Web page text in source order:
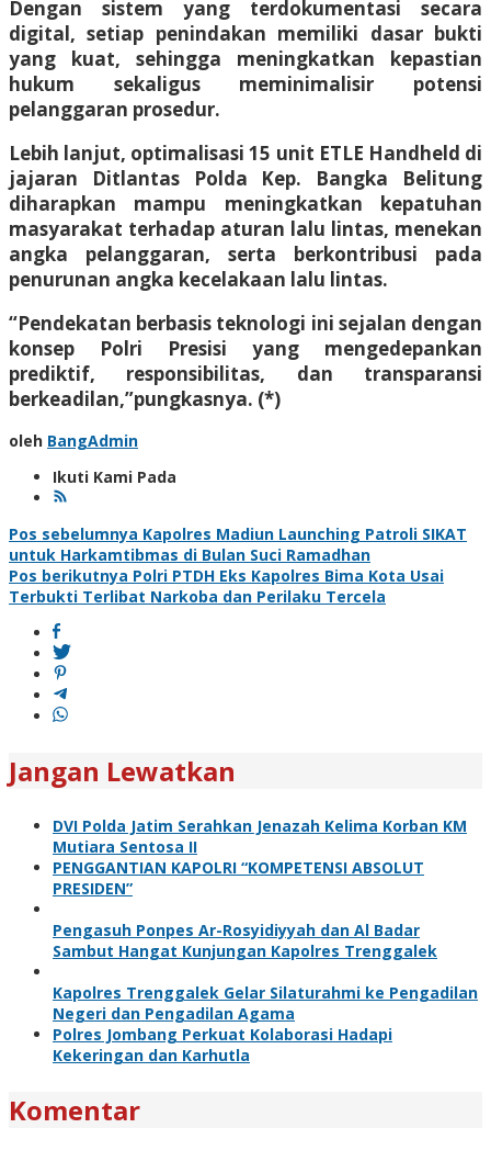
Dengan sistem yang terdokumentasi secara
digital, setiap penindakan memiliki dasar bukti
yang kuat, sehingga meningkatkan kepastian
hukum sekaligus meminimalisir potensi
pelanggaran prosedur.
Lebih lanjut, optimalisasi 15 unit ETLE Handheld di
jajaran Ditlantas Polda Kep. Bangka Belitung
diharapkan mampu meningkatkan kepatuhan
masyarakat terhadap aturan lalu lintas, menekan
angka pelanggaran, serta berkontribusi pada
penurunan angka kecelakaan lalu lintas.
“Pendekatan berbasis teknologi ini sejalan dengan
konsep Polri Presisi yang mengedepankan
prediktif, responsibilitas, dan transparansi
berkeadilan,”pungkasnya. (*)
oleh BangAdmin
Ikuti Kami Pada
Navigasi
pos
Pos sebelumnya Kapolres Madiun Launching Patroli SIKAT
untuk Harkamtibmas di Bulan Suci Ramadhan
Pos berikutnya Polri PTDH Eks Kapolres Bima Kota Usai
Terbukti Terlibat Narkoba dan Perilaku Tercela
Jangan Lewatkan
DVI Polda Jatim Serahkan Jenazah Kelima Korban KM
Mutiara Sentosa II
PENGGANTIAN KAPOLRI “KOMPETENSI ABSOLUT
PRESIDEN”
Pengasuh Ponpes Ar-Rosyidiyyah dan Al Badar
Sambut Hangat Kunjungan Kapolres Trenggalek
Kapolres Trenggalek Gelar Silaturahmi ke Pengadilan
Negeri dan Pengadilan Agama
Polres Jombang Perkuat Kolaborasi Hadapi
Kekeringan dan Karhutla
Komentar